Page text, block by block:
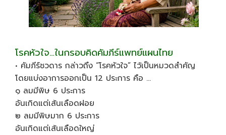
โรคหัวใจ…ในกรอบคิดคัมภีร์แพทย์แผนไทย
• คัมภีร์ชวดาร กล่าวถึง “โรคหัวใจ” ไว้เป็นหมวดสำคัญ
โดยแบ่งอาการออกเป็น 12 ประการ คือ …
๑ ลมมีพิษ 6 ประการ
อันเกิดแต่เส้นเลือดฝอย
๒ ลมมีพิษมาก 6 ประการ
อันเกิดแต่เส้นเลือดใหญ่